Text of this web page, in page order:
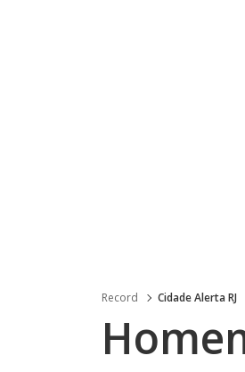
Record Cidade Alerta RJ